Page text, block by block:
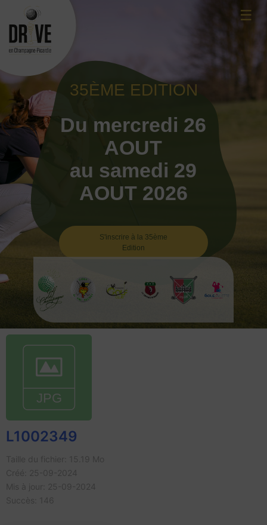
content
☰
35ÈME EDITION
Du mercredi 26
AOUT
au samedi 29
AOUT 2026
S'inscrire à la 35ème
Edition
L1002349